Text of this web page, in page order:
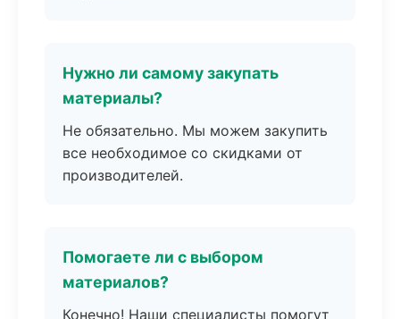
Нужно ли самому закупать
материалы?
Не обязательно. Мы можем закупить
все необходимое со скидками от
производителей.
Помогаете ли с выбором
материалов?
Конечно! Наши специалисты помогут